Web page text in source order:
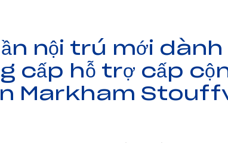
nội trú mới
cấp hỗ trợ cấp
Markham